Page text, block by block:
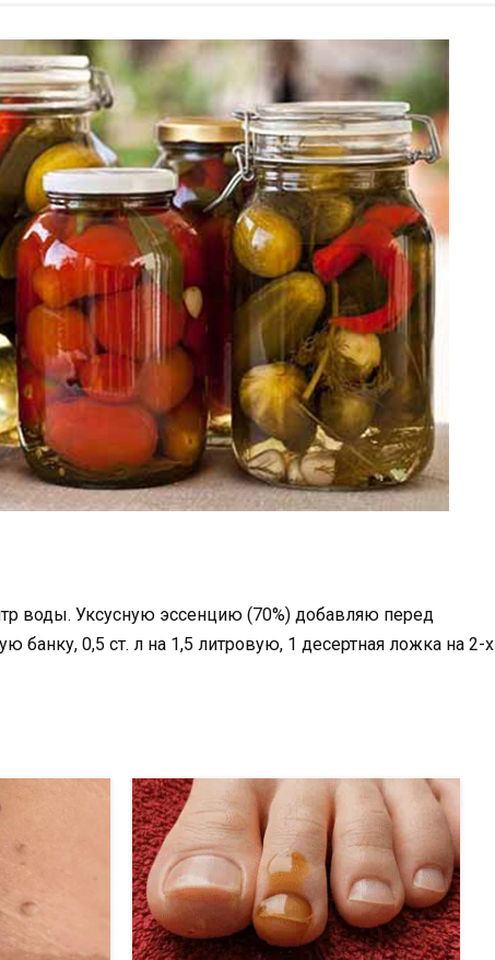
воды. Уксусную эссенцию (70%) добавляю перед
банку, 0,5 ст. л на 1,5 литровую, 1 десертная ложка на 2-х